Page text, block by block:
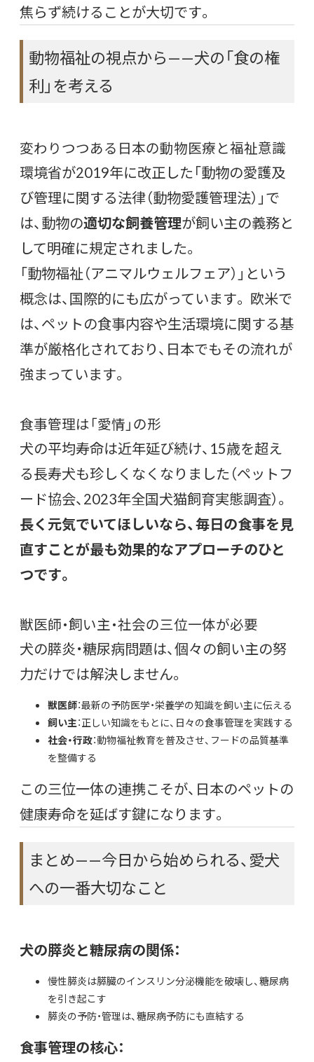
焦らず続けることが大切です。
動物福祉の視点から——犬の「食の権
利」を考える
変わりつつある日本の動物医療と福祉意識
環境省が2019年に改正した「動物の愛護及
び管理に関する法律（動物愛護管理法）」で
は、動物の適切な飼養管理が飼い主の義務と
して明確に規定されました。
「動物福祉（アニマルウェルフェア）」という
概念は、国際的にも広がっています。 欧米で
は、ペットの食事内容や生活環境に関する基
準が厳格化されており、日本でもその流れが
強まっています。
食事管理は「愛情」の形
犬の平均寿命は近年延び続け、15歳を超え
る長寿犬も珍しくなくなりました（ペットフ
ード協会、2023年全国犬猫飼育実態調査）。
長く元気でいてほしいなら、毎日の食事を見
直すことが最も効果的なアプローチのひと
つです。
獣医師・飼い主・社会の三位一体が必要
犬の膵炎・糖尿病問題は、個々の飼い主の努
力だけでは解決しません。
獣医師：最新の予防医学・栄養学の知識を飼い主に伝える
飼い主：正しい知識をもとに、日々の食事管理を実践する
社会・行政：動物福祉教育を普及させ、フードの品質基準
を整備する
この三位一体の連携こそが、日本のペットの
健康寿命を延ばす鍵になります。
まとめ——今日から始められる、愛犬
への一番大切なこと
犬の膵炎と糖尿病の関係：
慢性膵炎は膵臓のインスリン分泌機能を破壊し、糖尿病
を引き起こす
膵炎の予防・管理は、糖尿病予防にも直結する
食事管理の核心：